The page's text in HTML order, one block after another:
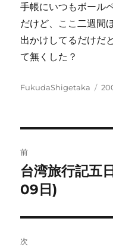
手帳にいつもボール
だけど、ここ二週間
出かけしてるだけだ
て無くした？
投
FukudaShigetaka
投
稿
ナ
ビ
ゲ
前
前
の
稿:
台湾旅行記五
09日)
次